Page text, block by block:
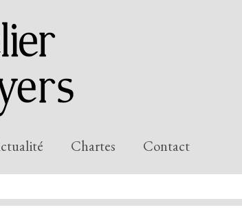
Chartes Contact